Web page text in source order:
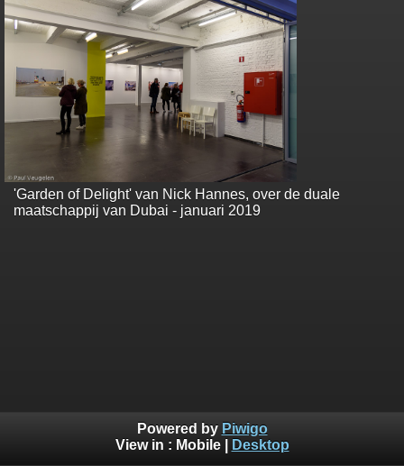
'Garden of Delight' van Nick Hannes, over de duale
maatschappij van Dubai - januari 2019
Powered by Piwigo
View in : Mobile| Desktop